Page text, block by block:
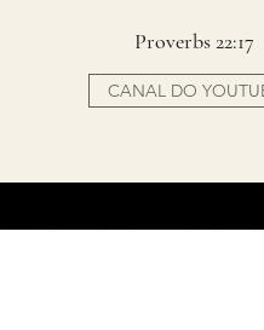
Proverbs 22:17
CANAL DO